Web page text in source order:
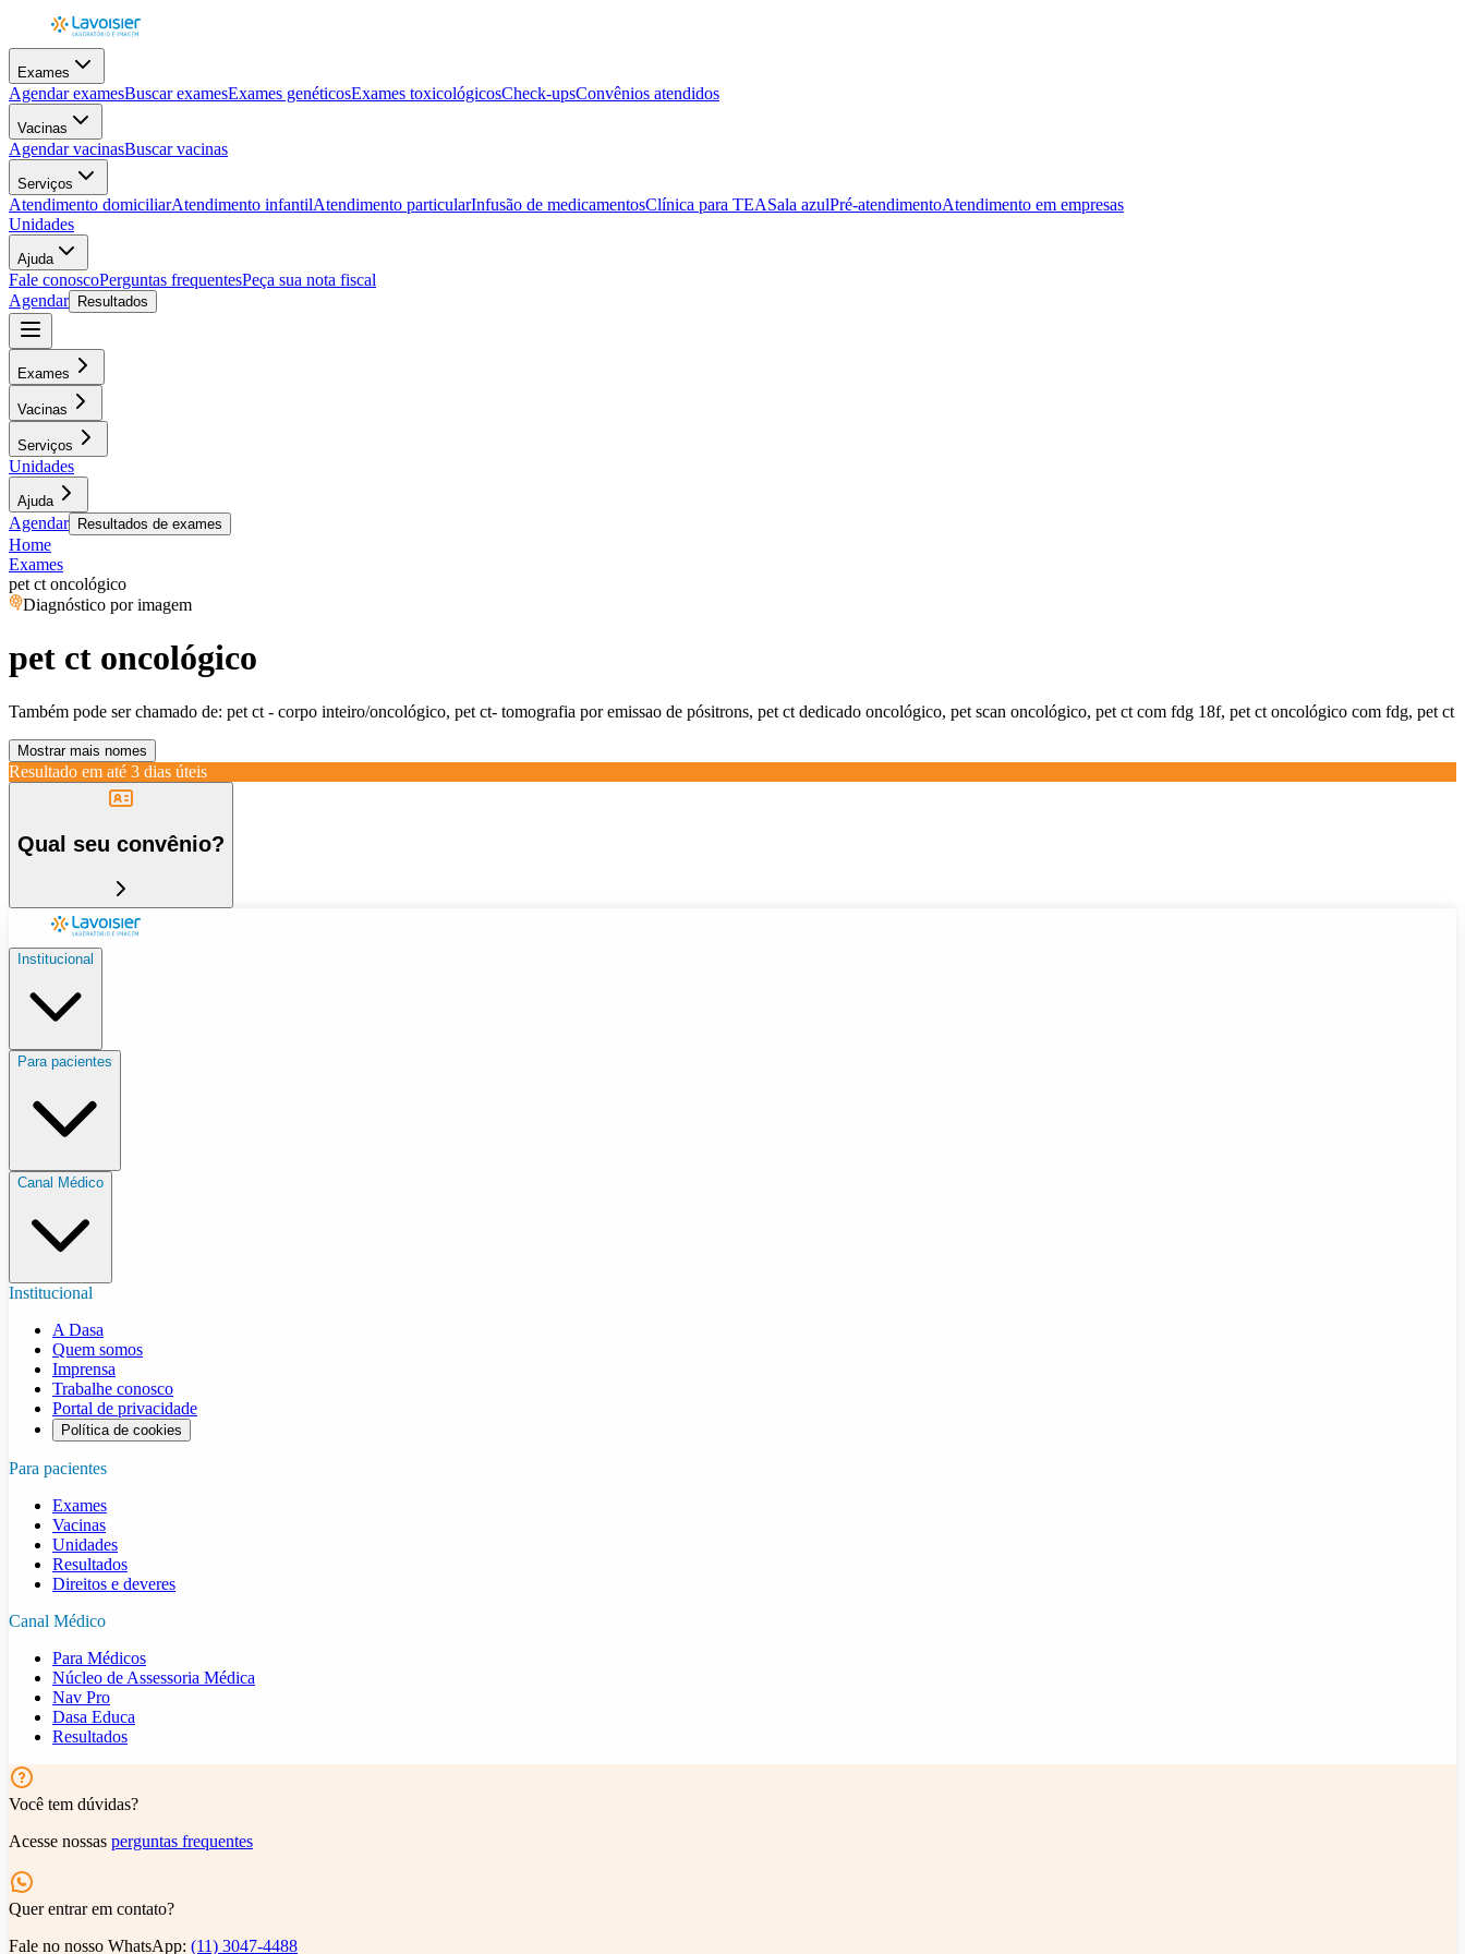
Exames
Agendar examesBuscar examesExames genéticosExames toxicológicosCheck-upsConvênios atendidos
Vacinas
Agendar vacinasBuscar vacinas
Serviços
Atendimento domiciliarAtendimento infantilAtendimento particularInfusão de medicamentosClínica para TEASala azulPré-atendimentoAtendimento em empresas
Unidades
Ajuda
Fale conoscoPerguntas frequentesPeça sua nota fiscal
Agendar
Resultados
Exames
Vacinas
Serviços
Unidades
Ajuda
Agendar Resultados de exames
Home
Exames
pet ct oncológico
Diagnóstico por imagem
pet ct oncológico
Também pode ser chamado de: pet ct - corpo inteiro/oncológico, pet ct- tomografia por emissao de pósitrons, pet ct dedicado oncológico, pet scan oncológico, pet ct com fdg 18f, pet ct oncológico com fdg, pet ct
Mostrar mais nomes
Resultado em até 3 dias úteis
Qual seu convênio?
Institucional
Para pacientes
Canal Médico
Institucional
A Dasa
Quem somos
Imprensa
Trabalhe conosco
Portal de privacidade
Política de cookies
Para pacientes
Exames
Vacinas
Unidades
Resultados
Direitos e deveres
Canal Médico
Para Médicos
Núcleo de Assessoria Médica
Nav Pro
Dasa Educa
Resultados
Você tem dúvidas?
Acesse nossas perguntas frequentes
Quer entrar em contato?
Fale no nosso WhatsApp: (11) 3047-4488